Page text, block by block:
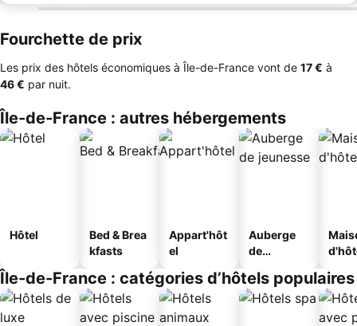
Fourchette de prix
Les prix des hôtels économiques à Île-de-France vont de ‎17 € à
‎46 € par nuit.
Île-de-France : autres hébergements
Hôtel
Bed & Brea
kfasts
Appart'hôt
el
Auberge
de
Île-de-France : catégories d’hôtels populaires